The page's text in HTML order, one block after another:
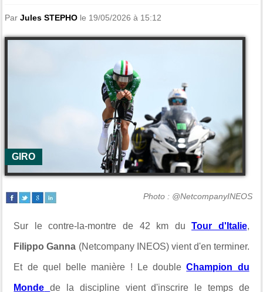
ParJules STEPHO le 19/05/2026 à 15:12
GIRO
Photo : @NetcompanyINEOS
Sur le contre-la-montre de 42 km duTour d'Italie,
Filippo Ganna (Netcompany INEOS) vient d'en terminer.
Et de quel belle manière ! Le doubleChampion du
Monde de la discipline vient d'inscrire le temps de